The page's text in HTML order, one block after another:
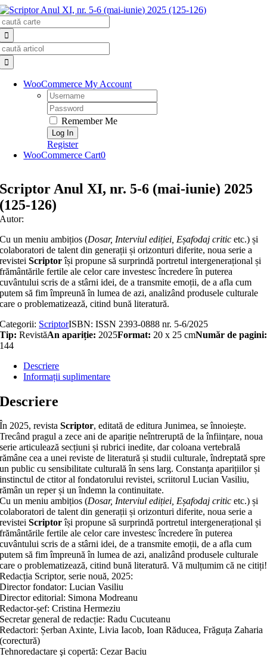
Skip
to
content
WooCommerce My Account
Username:
Password:
Remember Me
Register
WooCommerce Cart0
Scriptor Anul XI, nr. 5-6 (mai-iunie) 2025
(125-126)
Autor:
Cu un meniu ambițios (Dosar, Interviul ediției, Eșafodaj critic etc.) și
colaboratori de talent din generații și orizonturi diferite, noua serie a
revisteiScriptorîși propune să surprindă portretul intergenerațional și
frământările fertile ale celor care investesc încredere în puterea
cuvântului scris de a stârni idei, de a transmite emoții, de a afla cum
putem să fim împreună în lumea de azi, analizând produsele culturale
care o problematizează, citind bună literatură.
Categorii: ScriptorISBN:ISSN 2393-0888 nr. 5-6/2025
Tip: RevistăAn apariție: 2025Format: 20 x 25 cmNumăr de pagini:
144
Descriere
Informații suplimentare
Descriere
În 2025, revistaScriptor, editată de editura Junimea, se înnoiește.
Trecând pragul a zece ani de apariție neîntreruptă de la înființare, noua
serie articulează secțiuni și rubrici inedite, dar coloana vertebrală
rămâne cea a unei reviste de literatură și studii culturale, îndreptată spre
un public cu sensibilitate culturală în sens larg. Constanța aparițiilor și
instinctul de ctitor al fondatorului revistei, scriitorul Lucian Vasiliu,
rămân un reper și un îndemn la continuitate.
Cu un meniu ambițios (Dosar, Interviul ediției, Eșafodaj critic etc.) și
colaboratori de talent din generații și orizonturi diferite, noua serie a
revisteiScriptorîși propune să surprindă portretul intergenerațional și
frământările fertile ale celor care investesc încredere în puterea
cuvântului scris de a stârni idei, de a transmite emoții, de a afla cum
putem să fim împreună în lumea de azi, analizând produsele culturale
care o problematizează, citind bună literatură. Vă mulțumim că ne citiți!
Redacția Scriptor, serie nouă, 2025:
Director fondator: Lucian Vasiliu
Director editorial: Simona Modreanu
Redactor-șef: Cristina Hermeziu
Secretar general de redacție: Radu Cucuteanu
Redactori: Șerban Axinte, Livia Iacob, Ioan Răducea, Frăguța Zaharia
(corectură)
Tehnoredactare şi copertă: Cezar Baciu